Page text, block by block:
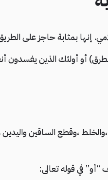
إنها بمثابة حاجز على
أو أولئك الذين يفسدون
،وقطع الساقين
في قوله تعالى: